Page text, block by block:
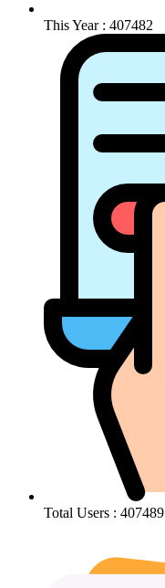
This Year : 407482
Total Users : 407489